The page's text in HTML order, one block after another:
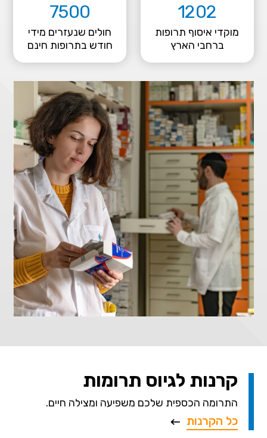
1202
מוקדי איסוף תרופות
ברחבי הארץ
7500
חולים שנעזרים מידי
חודש בתרופות חינם
קרנות לגיוס תרומות
התרומה הכספית שלכם משפיעה ומצילה חיים.
כל הקרנות